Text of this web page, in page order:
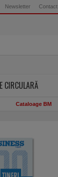
Newsletter Contact
CIRCULARĂ
Cataloage BM